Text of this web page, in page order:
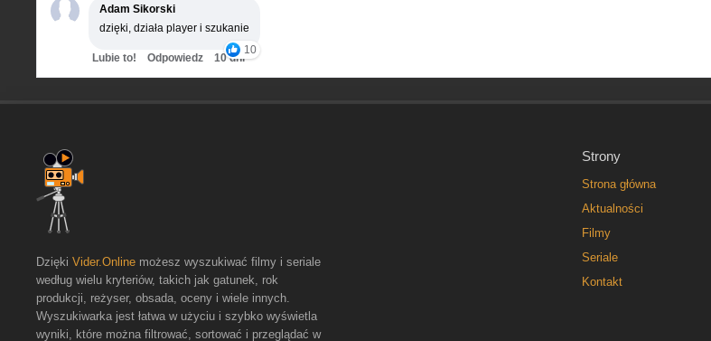
Adam Sikorski
dzięki, działa player i szukanie
10
Lubie to! Odpowiedz 10 dni
Strony
Strona główna
Aktualności
Filmy
Seriale
Kontakt
Dzięki Vider.Online możesz wyszukiwać filmy i seriale
według wielu kryteriów, takich jak gatunek, rok
produkcji, reżyser, obsada, oceny i wiele innych.
Wyszukiwarka jest łatwa w użyciu i szybko wyświetla
wyniki, które można filtrować, sortować i przeglądać w